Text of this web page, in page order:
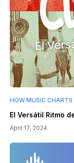
HOW MUSIC CHARTS
El Versátil Ritmo
April 17, 2024